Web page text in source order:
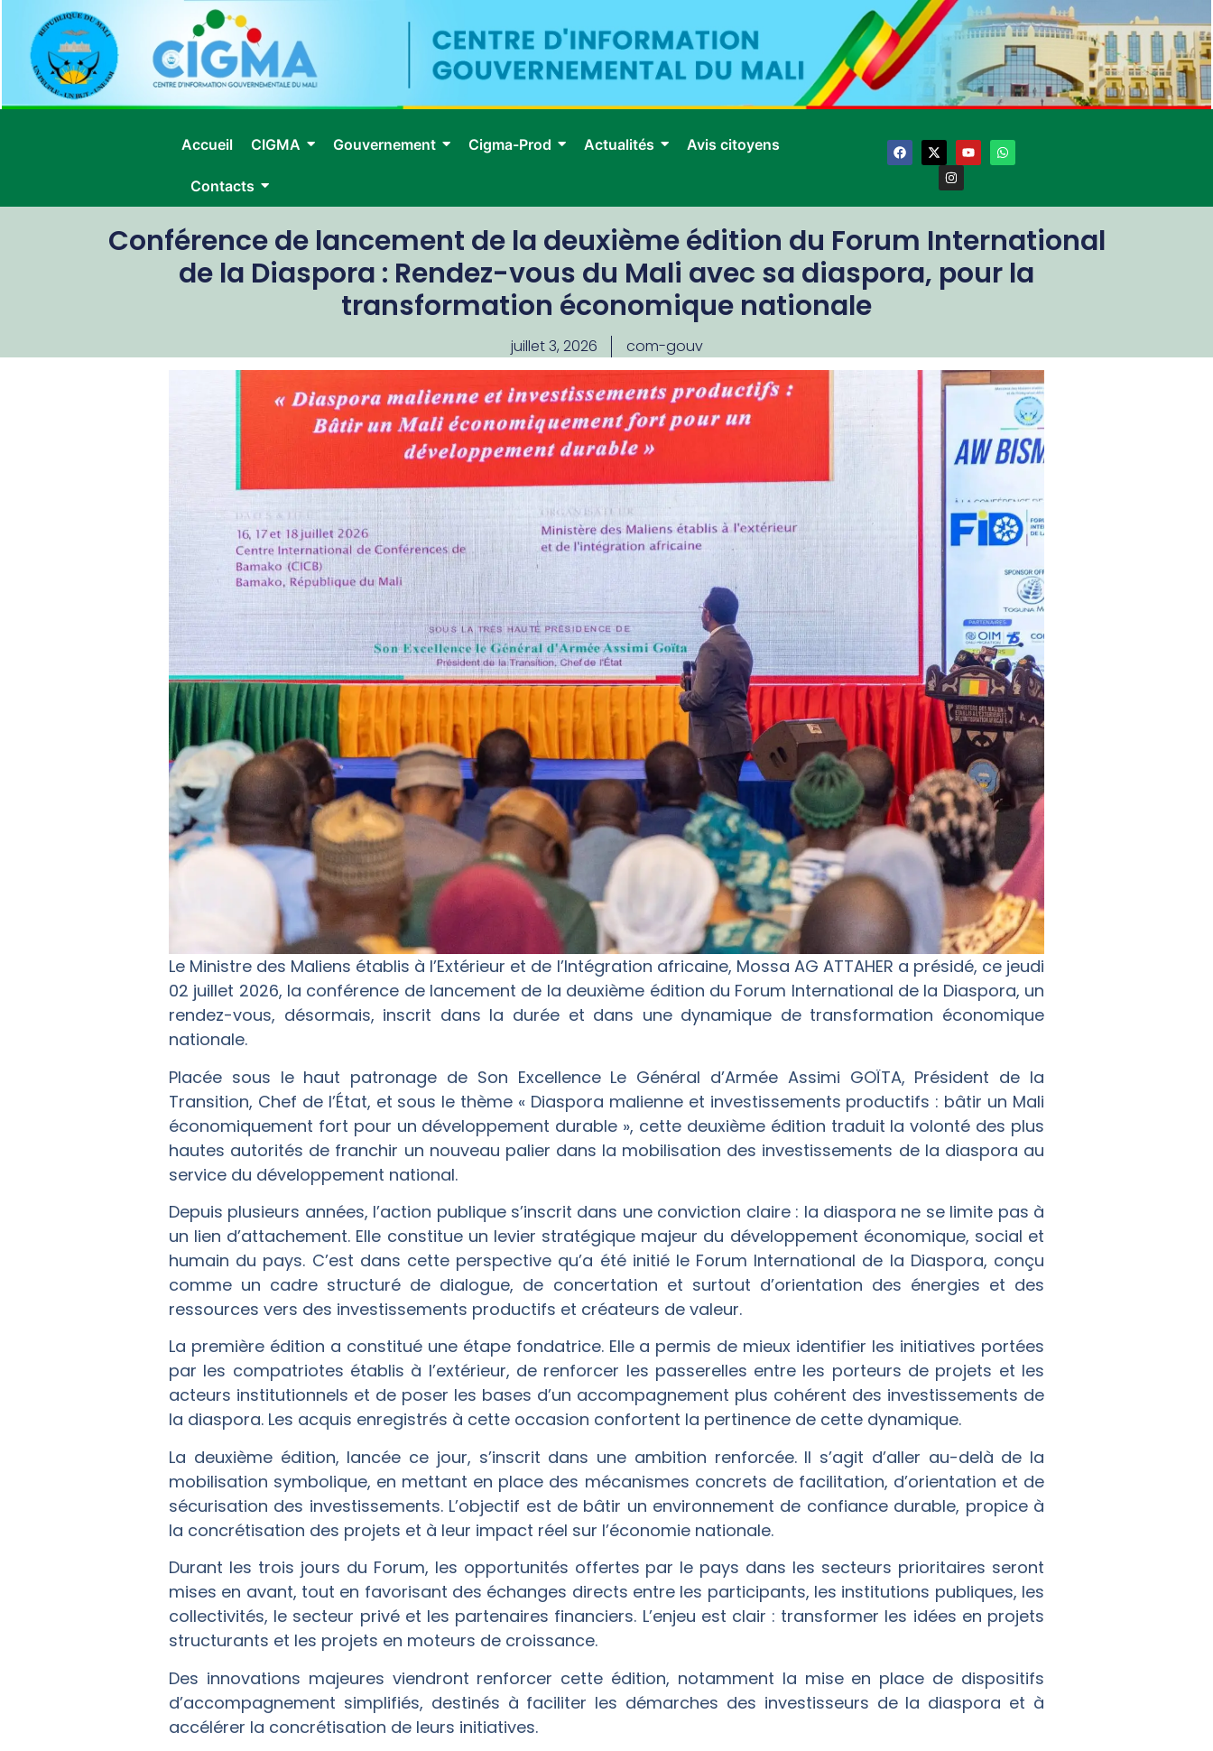
Accueil CIGMA Gouvernement Cigma-Prod Actualités Avis citoyens
Contacts
Conférence de lancement de la deuxième édition du Forum International
de la Diaspora : Rendez-vous du Mali avec sa diaspora, pour la
transformation économique nationale
juillet 3, 2026 com-gouv
Le Ministre des Maliens établis à l’Extérieur et de l’Intégration africaine, Mossa AG ATTAHER a présidé, ce jeudi
02 juillet 2026, la conférence de lancement de la deuxième édition du Forum International de la Diaspora, un
rendez-vous, désormais, inscrit dans la durée et dans une dynamique de transformation économique
nationale.
Placée sous le haut patronage de Son Excellence Le Général d’Armée Assimi GOÏTA, Président de la
Transition, Chef de l’État, et sous le thème « Diaspora malienne et investissements productifs : bâtir un Mali
économiquement fort pour un développement durable », cette deuxième édition traduit la volonté des plus
hautes autorités de franchir un nouveau palier dans la mobilisation des investissements de la diaspora au
service du développement national.
Depuis plusieurs années, l’action publique s’inscrit dans une conviction claire : la diaspora ne se limite pas à
un lien d’attachement. Elle constitue un levier stratégique majeur du développement économique, social et
humain du pays. C’est dans cette perspective qu’a été initié le Forum International de la Diaspora, conçu
comme un cadre structuré de dialogue, de concertation et surtout d’orientation des énergies et des
ressources vers des investissements productifs et créateurs de valeur.
La première édition a constitué une étape fondatrice. Elle a permis de mieux identifier les initiatives portées
par les compatriotes établis à l’extérieur, de renforcer les passerelles entre les porteurs de projets et les
acteurs institutionnels et de poser les bases d’un accompagnement plus cohérent des investissements de
la diaspora. Les acquis enregistrés à cette occasion confortent la pertinence de cette dynamique.
La deuxième édition, lancée ce jour, s’inscrit dans une ambition renforcée. Il s’agit d’aller au-delà de la
mobilisation symbolique, en mettant en place des mécanismes concrets de facilitation, d’orientation et de
sécurisation des investissements. L’objectif est de bâtir un environnement de confiance durable, propice à
la concrétisation des projets et à leur impact réel sur l’économie nationale.
Durant les trois jours du Forum, les opportunités offertes par le pays dans les secteurs prioritaires seront
mises en avant, tout en favorisant des échanges directs entre les participants, les institutions publiques, les
collectivités, le secteur privé et les partenaires financiers. L’enjeu est clair : transformer les idées en projets
structurants et les projets en moteurs de croissance.
Des innovations majeures viendront renforcer cette édition, notamment la mise en place de dispositifs
d’accompagnement simplifiés, destinés à faciliter les démarches des investisseurs de la diaspora et à
accélérer la concrétisation de leurs initiatives.